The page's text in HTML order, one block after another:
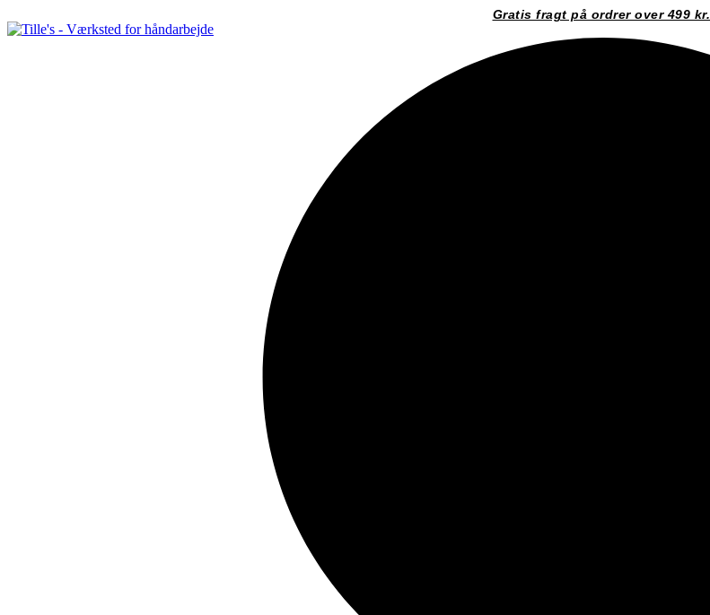
til
Gratis fragt på ordrer over 499 kr.